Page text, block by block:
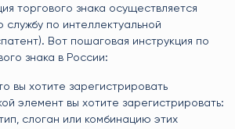
торгового знака осуществляется
по интеллектуальной
Вот пошаговая инструкция по
знака в России:
вы хотите зарегистрировать
элемент вы хотите зарегистрировать:
слоган или комбинацию этих